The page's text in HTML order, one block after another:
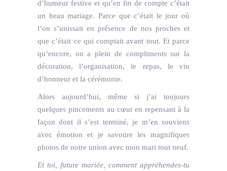
d’humeur festive et qu’en fin de compte c’était
un beau mariage. Parce que c’était le jour où
l’on s’unissait en présence de nos proches et
que c’était ce qui comptait avant tout. Et parce
qu’encore, on a plein de compliments sur la
décoration, l’organisation, le repas, le vin
d’honneur et la cérémonie.
Alors aujourd’hui, même si j’ai toujours
quelques pincements au cœur en repensant à la
façon dont il s’est terminé, je m’en souviens
avec émotion et je savoure les magnifiques
photos de notre union avec mon mari tout neuf.
Et toi, future mariée, comment appréhendes-tu